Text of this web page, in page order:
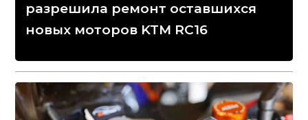
разрешила ремонт оставшихся
новых моторов KTM RC16